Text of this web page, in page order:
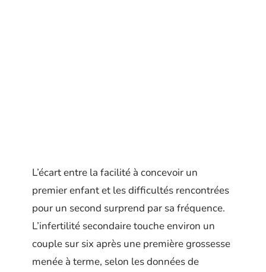
L’écart entre la facilité à concevoir un
premier enfant et les difficultés rencontrées
pour un second surprend par sa fréquence.
L’infertilité secondaire touche environ un
couple sur six après une première grossesse
menée à terme, selon les données de